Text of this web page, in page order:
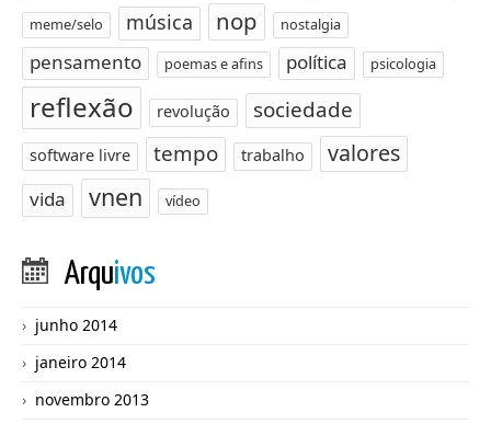
meme/selo música nop nostalgia
pensamento poemas e afins política psicologia
reflexão revolução sociedade
software livre tempo trabalho valores
vida vnen vídeo
Arquivos
junho 2014
janeiro 2014
novembro 2013